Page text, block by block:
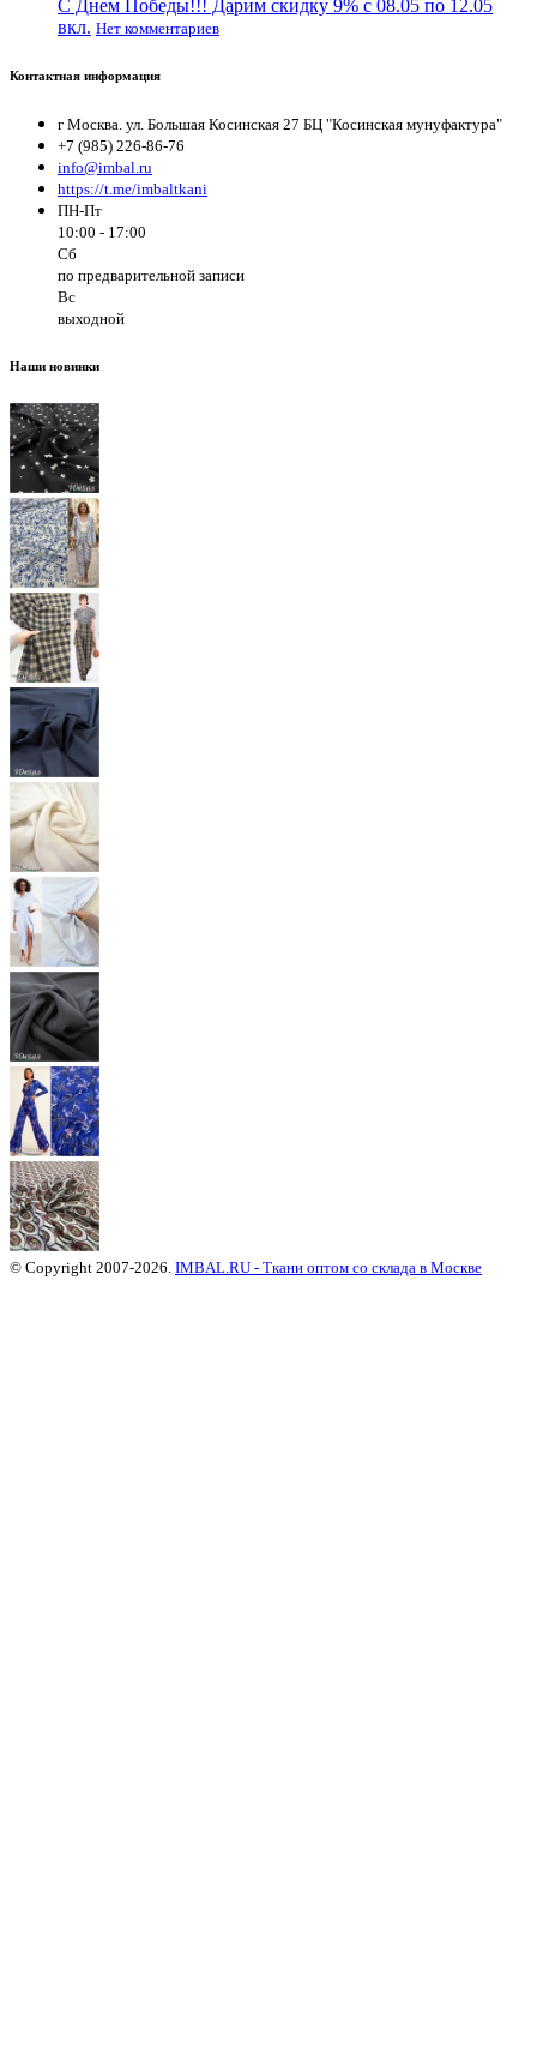
С Днем Победы!!! Дарим скидку 9% с 08.05 по 12.05
вкл. Нет комментариев
Контактная информация
г Москва. ул. Большая Косинская 27 БЦ "Косинская мунуфактура"
+7 (985) 226-86-76
info@imbal.ru
https://t.me/imbaltkani
ПН-Пт
10:00 - 17:00
Сб
по предварительной записи
Вс
выходной
Наши новинки
© Copyright 2007-2026. IMBAL.RU - Ткани оптом со склада в Москве